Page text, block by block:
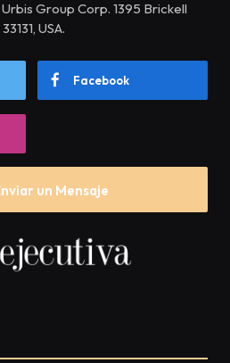
Group Corp. 1395 Brickell
USA.
Facebook
un Mensaje